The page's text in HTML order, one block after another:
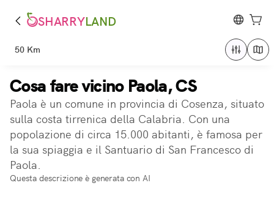
SHARRYLAND
50 Km
Cosa fare vicino Paola, CS
Paola è un comune in provincia di Cosenza, situato
sulla costa tirrenica della Calabria. Con una
popolazione di circa 15.000 abitanti, è famosa per
la sua spiaggia e il Santuario di San Francesco di
Paola.
Questa descrizione è generata con AI